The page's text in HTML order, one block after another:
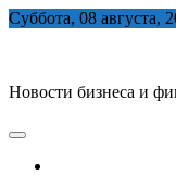
Skip
Суббота, 08 августа,
Новости бизнеса и